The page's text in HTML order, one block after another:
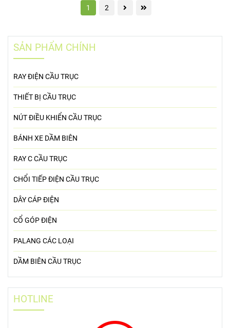
1 2
SẢN PHẨM CHÍNH
RAY ĐIỆN CẦU TRỤC
THIẾT BỊ CẦU TRỤC
NÚT ĐIỀU KHIỂN CẦU TRỤC
BÁNH XE DẦM BIÊN
RAY C CẦU TRỤC
CHỔI TIẾP ĐIỆN CẦU TRỤC
DÂY CÁP ĐIỆN
CỔ GÓP ĐIỆN
PALANG CÁC LOẠI
DẦM BIÊN CẦU TRỤC
HOTLINE